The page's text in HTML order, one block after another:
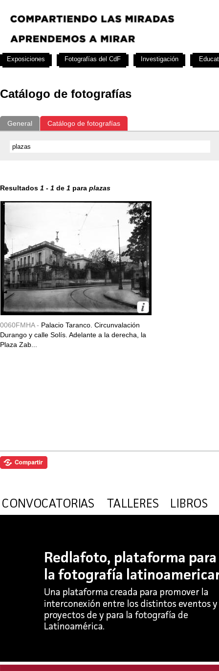
Catálogo de fotografías
General Catálogo de fotografías
Resultados 1 - 1 de 1 para plazas
0060FMHA - Palacio Taranco. Circunvalación
Durango y calle Solís. Adelante a la derecha, la
Plaza Zab...
Exposiciones Fotografías del CdF Investigación